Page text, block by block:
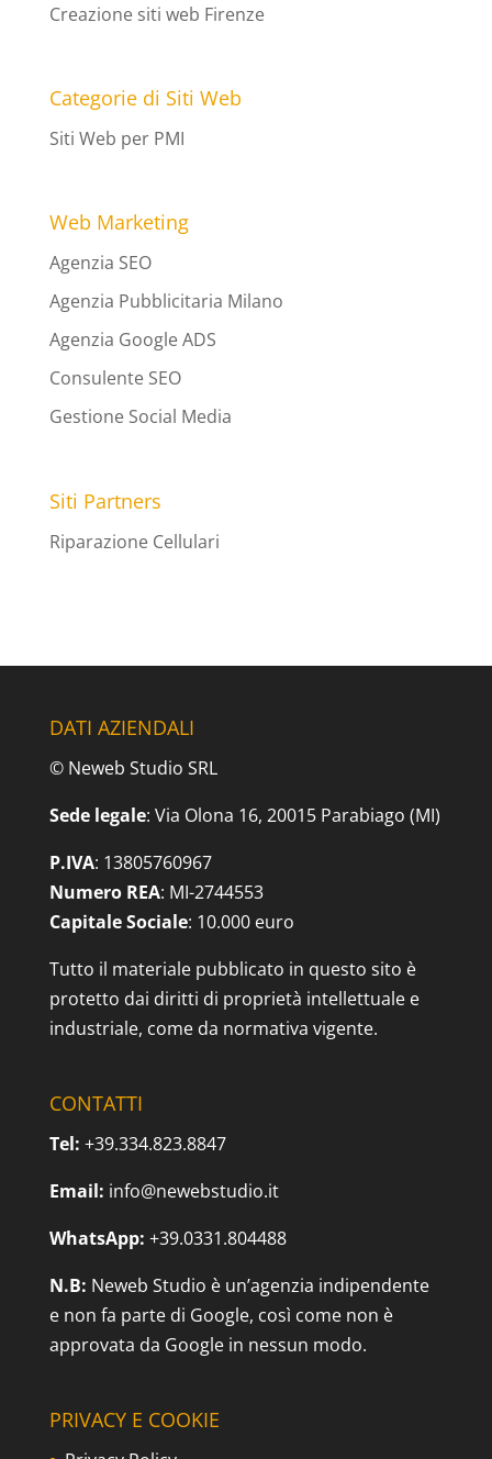
Creazione siti web Firenze
Categorie di Siti Web
Siti Web per PMI
Web Marketing
Agenzia SEO
Agenzia Pubblicitaria Milano
Agenzia Google ADS
Consulente SEO
Gestione Social Media
Siti Partners
Riparazione Cellulari
DATI AZIENDALI
© Neweb Studio SRL
Sede legale: Via Olona 16, 20015 Parabiago (MI)
P.IVA: 13805760967
Numero REA: MI-2744553
Capitale Sociale: 10.000 euro
Tutto il materiale pubblicato in questo sito è
protetto dai diritti di proprietà intellettuale e
industriale, come da normativa vigente.
CONTATTI
Tel: +39.334.823.8847
Email: info@newebstudio.it
WhatsApp: +39.0331.804488
N.B: Neweb Studio è un’agenzia indipendente
e non fa parte di Google, così come non è
approvata da Google in nessun modo.
PRIVACY E COOKIE